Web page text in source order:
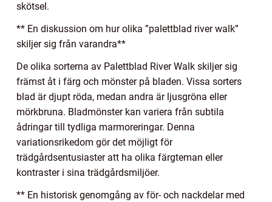
skötsel.
** En diskussion om hur olika ”palettblad river walk”
skiljer sig från varandra**
De olika sorterna av Palettblad River Walk skiljer sig
främst åt i färg och mönster på bladen. Vissa sorters
blad är djupt röda, medan andra är ljusgröna eller
mörkbruna. Bladmönster kan variera från subtila
ådringar till tydliga marmoreringar. Denna
variationsrikedom gör det möjligt för
trädgårdsentusiaster att ha olika färgteman eller
kontraster i sina trädgårdsmiljöer.
** En historisk genomgång av för- och nackdelar med